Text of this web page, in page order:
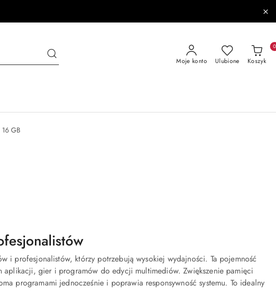
Moje konto Ulubione Koszyk
0
16 GB
i profesjonalistów, którzy potrzebują wysokiej wydajności. Ta pojemność
gier i programów do edycji multimediów. Zwiększenie pamięci
programami jednocześnie i poprawia responsywność systemu. To idealny